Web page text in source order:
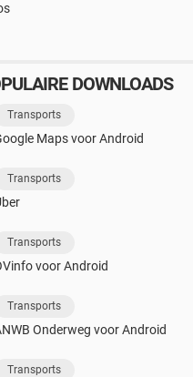
DOWNLOADS
Transports
Maps voor Android
Transports
Transports
voor Android
Transports
Onderweg voor Android
Transports